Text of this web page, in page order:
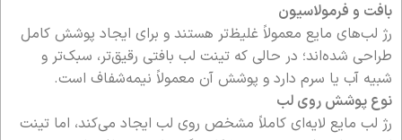
بافت و فرمولاسیون
رژ لب‌های مایع معمولاً غلیظ‌تر هستند و برای ایجاد پوشش کامل
طراحی شده‌اند؛ در حالی که تینت لب بافتی رقیق‌تر، سبک‌تر و
شبیه آب یا سرم دارد و پوشش آن معمولاً نیمه‌شفاف است.
نوع پوشش روی لب
رژ لب مایع لایه‌ای کاملاً مشخص روی لب ایجاد می‌کند، اما تینت